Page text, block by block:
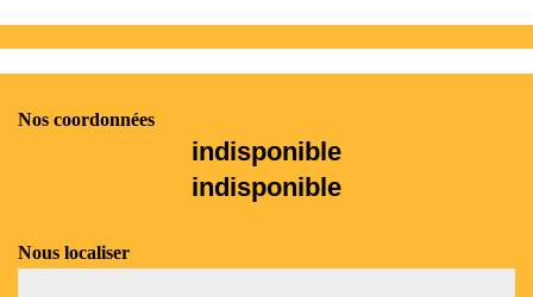
Nos coordonnées
indisponible
indisponible
Nous localiser